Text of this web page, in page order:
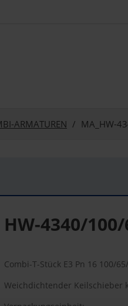
ARMATUREN MA_HW-
HW-4340/100/
Combi-T-Stück E3 Pn 16 100/65/
Weichdichtender Keilschieber